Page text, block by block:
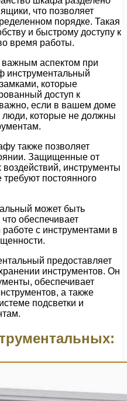
что позволяет
порядке. Такая
и быстрому доступу к
время работы.
важным аспектом при
инструментальный
которые
доступ к
если в вашем доме
люди, которые не должны
также позволяет
Защищенные от
инструменты
постоянного
может быть
обеспечивает
с инструментами в
предоставляет
инструментов. Он
обеспечивает
а также
подсветки и